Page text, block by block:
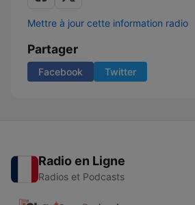
Mettre à jour cette information radio
Partager
Facebook Twitter
Radio en Ligne
Radios et Podcasts